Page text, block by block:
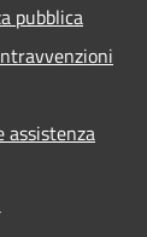
pubblica
assistenza